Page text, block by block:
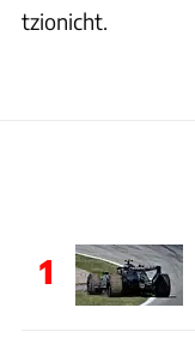
tzionicht.
1